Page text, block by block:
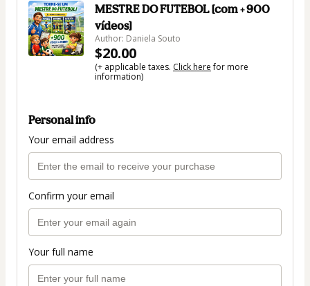
MESTRE DO FUTEBOL [com + 900
vídeos]
Author: Daniela Souto
$20.00
(+ applicable taxes. Click herefor more
information)
Personal info
Your email address
Confirm your email
Your full name